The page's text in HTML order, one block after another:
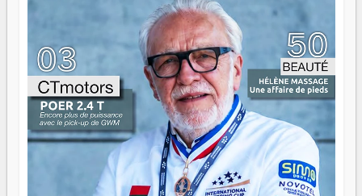
gouvernail, mais pour montrer où sont les récifs. Les jeunes
ont la force, les vieux ont l'expérience, comme on dit. Ce
n'est pas un combat de générations — c'est une question
d'équipage. Partagez vos réussites, mais aussi vos échecs.
Surtout vos échecs, d'ailleurs — ils enseignent mieux que
n'importe quel manuel. À Madagascar, la barque avance.
Il faut juste s'assurer que tout le monde rame dans le
même sens.